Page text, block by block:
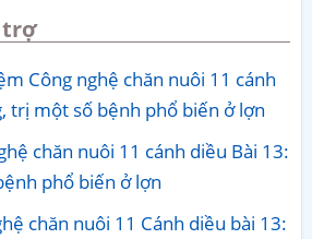
trợ
Công nghệ chăn nuôi 11 cánh
trị một số bệnh phổ biến ở lợn
chăn nuôi 11 cánh diều Bài 13:
phổ biến ở lợn
chăn nuôi 11 Cánh diều bài 13: